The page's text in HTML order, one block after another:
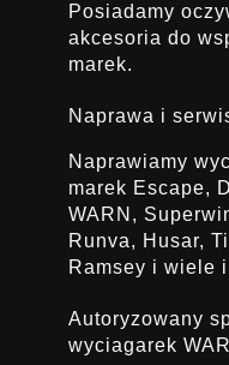
Posiadamy
akcesoria do
marek.
Naprawa i
Naprawiamy
marek Escape,
WARN,
Runva, Husar,
Ramsey i wiele
Autoryzowany
wyciagarek